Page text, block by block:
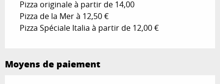
Pizza originale à partir de 14,00
Pizza de la Mer à 12,50 €
Pizza Spéciale Italia à partir de 12,00 €
Moyens de paiement